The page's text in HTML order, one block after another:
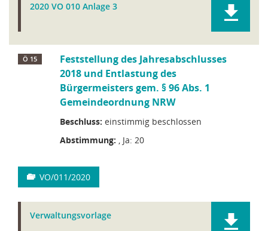
2020 VO 010 Anlage 3
Ö 15
Feststellung des Jahresabschlusses
2018 und Entlastung des
Bürgermeisters gem. § 96 Abs. 1
Gemeindeordnung NRW
Beschluss: einstimmig beschlossen
Abstimmung: , Ja: 20
VO/011/2020
Verwaltungsvorlage